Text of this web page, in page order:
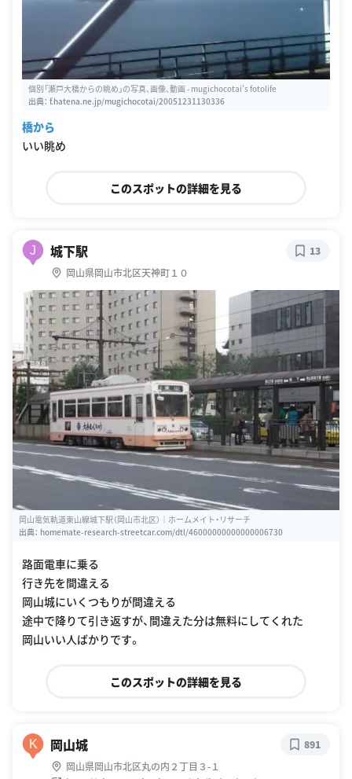
個別「瀬戸大橋からの眺め」の写真、画像、動画 - mugichocotai's fotolife
出典： f.hatena.ne.jp/mugichocotai/20051231130336
橋から
いい眺め
このスポットの詳細を見る
J 城下駅
岡山県岡山市北区天神町１０
13
岡山電気軌道東山線城下駅（岡山市北区）｜ホームメイト・リサーチ
出典： homemate-research-streetcar.com/dtl/46000000000000006730
路面電車に乗る
行き先を間違える
岡山城にいくつもりが間違える
途中で降りて引き返すが、間違えた分は無料にしてくれた
岡山いい人ばかりです。
このスポットの詳細を見る
K 岡山城
岡山県岡山市北区丸の内２丁目３-１
891